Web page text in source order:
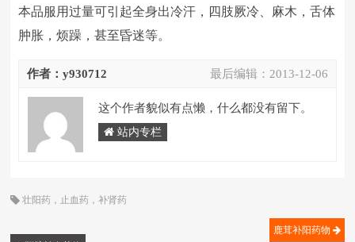
本品服用过量可引起全身出冷汗，四肢厥冷、麻木，舌体
肿胀，烦躁，甚至昏迷等。
最后编辑： 2013-12-06
作者：y930712
这个作者貌似有点懒，什么都没有留下。
站内专栏
壮阳药 ， 止血药 ，补肾药
鹿茸补阳药物